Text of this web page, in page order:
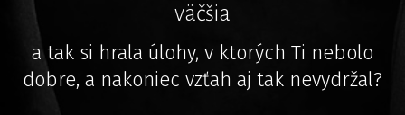
väčšia
a tak si hrala úlohy, v ktorých Ti nebolo
dobre, a nakoniec vzťah aj tak nevydržal?